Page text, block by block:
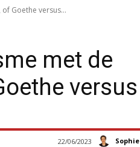
Goethe versus...
met de
versus
Sophie
22/06/2023